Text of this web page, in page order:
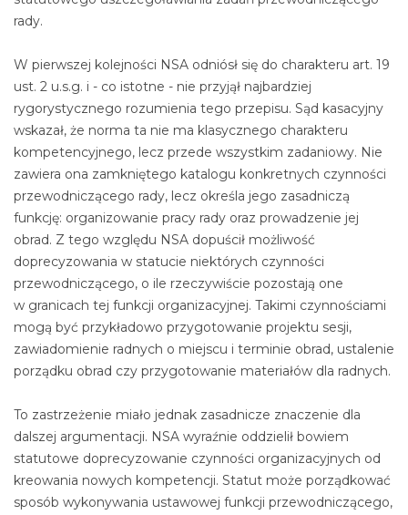
rady.
W pierwszej kolejności NSA odniósł się do charakteru art. 19
ust. 2 u.s.g. i - co istotne - nie przyjął najbardziej
rygorystycznego rozumienia tego przepisu. Sąd kasacyjny
wskazał, że norma ta nie ma klasycznego charakteru
kompetencyjnego, lecz przede wszystkim zadaniowy. Nie
zawiera ona zamkniętego katalogu konkretnych czynności
przewodniczącego rady, lecz określa jego zasadniczą
funkcję: organizowanie pracy rady oraz prowadzenie jej
obrad. Z tego względu NSA dopuścił możliwość
doprecyzowania w statucie niektórych czynności
przewodniczącego, o ile rzeczywiście pozostają one
w granicach tej funkcji organizacyjnej. Takimi czynnościami
mogą być przykładowo przygotowanie projektu sesji,
zawiadomienie radnych o miejscu i terminie obrad, ustalenie
porządku obrad czy przygotowanie materiałów dla radnych.
To zastrzeżenie miało jednak zasadnicze znaczenie dla
dalszej argumentacji. NSA wyraźnie oddzielił bowiem
statutowe doprecyzowanie czynności organizacyjnych od
kreowania nowych kompetencji. Statut może porządkować
sposób wykonywania ustawowej funkcji przewodniczącego,